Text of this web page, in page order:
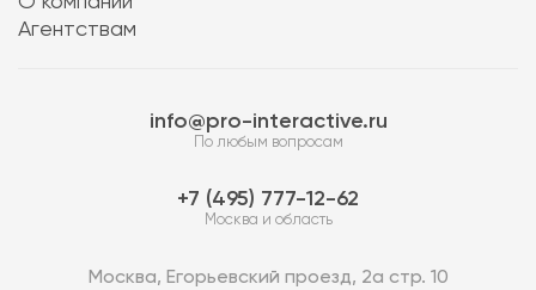
Агентствам
info@pro-interactive.ru
По любым вопросам
7 (495) 777-12-62
Москва и область
Москва, Егорьевский проезд, 2а стр. 10